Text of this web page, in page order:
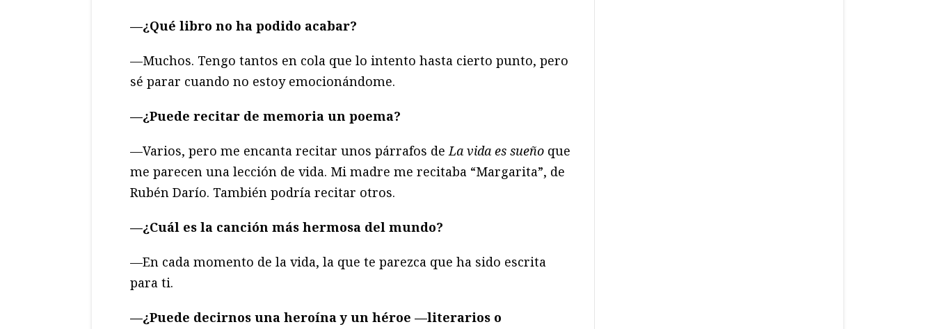
—¿Qué libro no ha podido acabar?
—Muchos. Tengo tantos en cola que lo intento hasta cierto punto, pero
sé parar cuando no estoy emocionándome.
—¿Puede recitar de memoria un poema?
—Varios, pero me encanta recitar unos párrafos deLa vida es sueño que
me parecen una lección de vida. Mi madre me recitaba “Margarita”, de
Rubén Darío. También podría recitar otros.
—¿Cuál es la canción más hermosa del mundo?
—En cada momento de la vida, la que te parezca que ha sido escrita
para ti.
—¿Puede decirnos una heroína y un héroe —literarios o